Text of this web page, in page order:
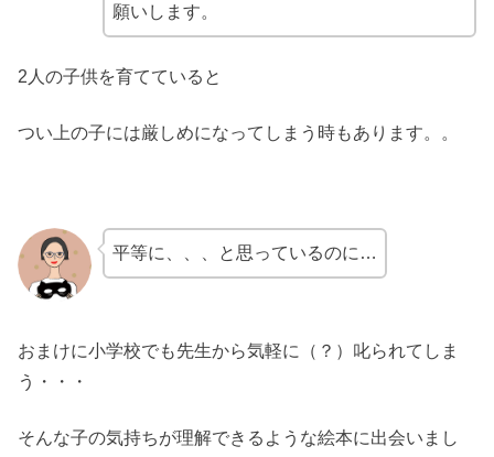
願いします。
2人の子供を育てていると
つい上の子には厳しめになってしまう時もあります。。
平等に、、、と思っているのに…
おまけに小学校でも先生から気軽に（？）叱られてしま
う・・・
そんな子の気持ちが理解できるような絵本に出会いまし